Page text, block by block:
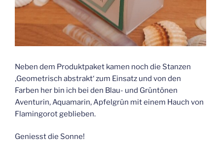
Neben dem Produktpaket kamen noch die Stanzen
‚Geometrisch abstrakt‘ zum Einsatz und von den
Farben her bin ich bei den Blau- und Grüntönen
Aventurin, Aquamarin, Apfelgrün mit einem Hauch von
Flamingorot geblieben.
Geniesst die Sonne!